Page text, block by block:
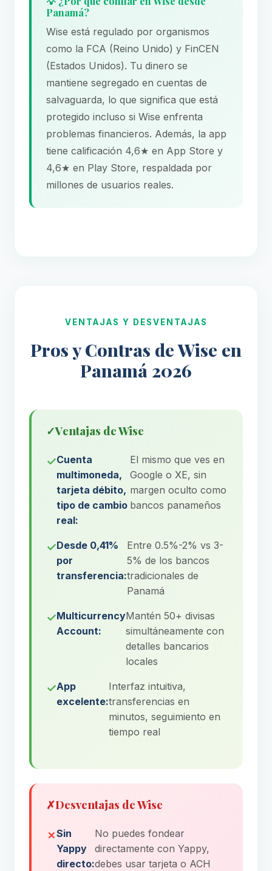
Panamá?
Wise está regulado por organismos
como la FCA (Reino Unido) y FinCEN
(Estados Unidos). Tu dinero se
mantiene segregado en cuentas de
salvaguarda, lo que significa que está
protegido incluso si Wise enfrenta
problemas financieros. Además, la app
tiene calificación 4,6★ en App Store y
4,6★ en Play Store, respaldada por
millones de usuarios reales.
VENTAJAS Y DESVENTAJAS
Pros y Contras de Wise en
Panamá 2026
✓Ventajas de Wise
Cuenta
multimoneda,
tarjeta débito,
tipo de cambio
real:
El mismo que ves en
Google o XE, sin
margen oculto como
bancos panameños
Desde 0,41%
por
transferencia:
Entre 0.5%-2% vs 3-
5% de los bancos
tradicionales de
Panamá
Multicurrency
Account:
Mantén 50+ divisas
simultáneamente con
detalles bancarios
locales
App
excelente:
Interfaz intuitiva,
transferencias en
minutos, seguimiento en
tiempo real
✗Desventajas de Wise
Sin
Yappy
directo:
No puedes fondear
directamente con Yappy,
debes usar tarjeta o ACH